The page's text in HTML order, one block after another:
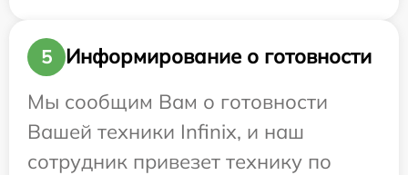
5
Информирование о готовности
Мы сообщим Вам о готовности
Вашей техники Infinix, и наш
сотрудник привезет технику по